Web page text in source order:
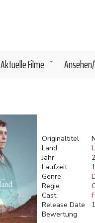
+
Aktuelle Filme
Originaltitel
Land
Jahr
Laufzeit
Genre
Regie
Cast
Release Date
Bewertung